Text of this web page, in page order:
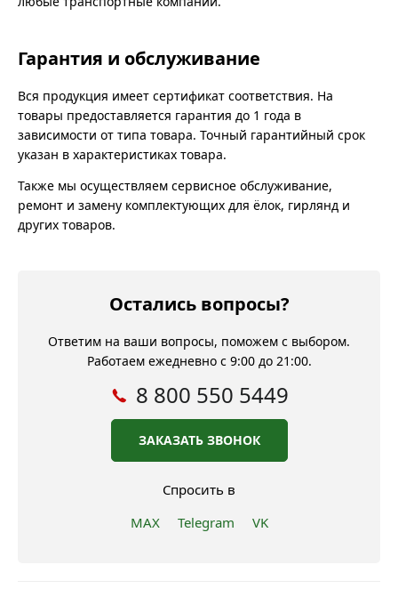
Гарантия и обслуживание
Вся продукция имеет сертификат соответствия. На
товары предоставляется гарантия до 1 года в
зависимости от типа товара. Точный гарантийный срок
указан в характеристиках товара.
Также мы осуществляем сервисное обслуживание,
ремонт и замену комплектующих для ёлок, гирлянд и
других товаров.
Остались вопросы?
Ответим на ваши вопросы, поможем с выбором.
Работаем ежедневно с 9:00 до 21:00.
8 800 550 5449
ЗАКАЗАТЬ ЗВОНОК
Спросить в
MAX
Telegram VK